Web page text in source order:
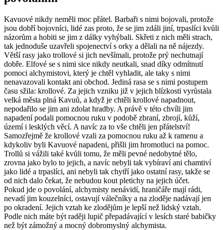
Kavuové nikdy neměli moc přátel. Barbaři s nimi bojovali, protože
jsou dobří bojovníci, lidé zas proto, že se jim zdáli jiní, trpaslíci kvůli
názorům a hobiti se jim z dálky vyhýbali. Skřeti z nich měli strach,
tak jednoduše uzavřeli spojenectví s orky a dělali na ně nájezdy.
Větší rasy jako trollové si jich nevšímali, protože prý nechutnají
dobře. Elfové se s nimi sice nikdy neutkali, snad díky odmítnutí
pomoci alchymistovi, který je chtěl vyhladit, ale taky s nimi
nenavazovali kontakt ani obchod. Jediná rasa se s nimi postupem
času sžila: krollové. Za jejich vzniku již v jejich blízkosti vyrůstala
velká města plná Kavuů, a když je chtěli krollové napadnout,
nepodařilo se jim ani zdolat hradby. A právě v této chvíli jim
napadení podali pomocnou ruku v podobě zbraní, zbrojí, kůží,
území i lesklých věcí. A navíc za to vše chtěli jen přátelství!
Samozřejmě že krollové vzali za pomocnou ruku až k ramenu a
kdykoliv byli Kavuové napadeni, přišli jim hromotluci na pomoc.
Trollů si vážili také kvůli tomu, že měli pevné nedobytné tělo,
zrovna jako bylo to jejich, a navíc nebyli tak vybíraví ani chamtiví
jako lidé a trpaslíci, ani nebyli tak chytří jako ostatní rasy, takže se
od nich dalo čekat, že nebudou kout pletichy na jejich účet.
Pokud jde o povolání, alchymisty nenávidí, hraničáře mají rádi,
nevadí jim kouzelníci, ostavují válečníky a na zloděje nadávají jen
po okradení. Jejich vztah ke zlodějům je lepší než lidský vztah.
Podle nich máte být raději lupič přepadávající v lesích staré babičky
než být zámožný a mocný dobromyslný alchymista.